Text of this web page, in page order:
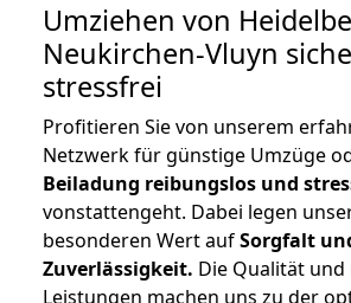
Umziehen von
Neukirchen-Vluyn
stressfrei
Profitieren Sie von unserem
Netzwerk für günstige Umzüge
Beiladung reibungslos und
vonstattengeht. Dabei legen
besonderen Wert aufSorgfalt
Zuverlässigkeit. Die Qualität
Leistungen machen uns zu der